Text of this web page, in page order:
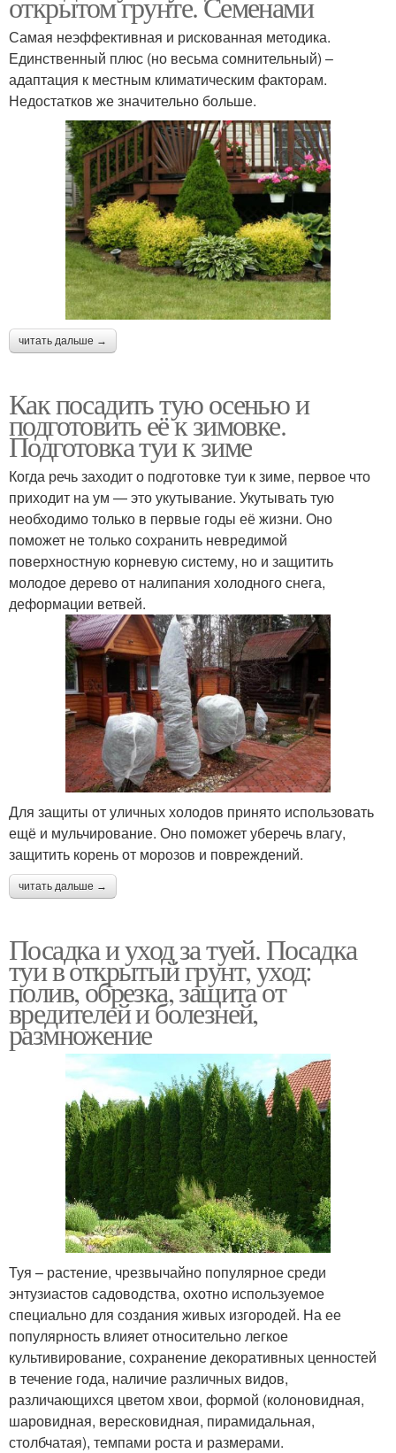
Самая неэффективная и рискованная методика.
Единственный плюс (но весьма сомнительный) –
адаптация к местным климатическим факторам.
Недостатков же значительно больше.
читать дальше →
Как посадить тую осенью и
подготовить её к зимовке.
Подготовка туи к зиме
Когда речь заходит о подготовке туи к зиме, первое что
приходит на ум — это укутывание. Укутывать тую
необходимо только в первые годы её жизни. Оно
поможет не только сохранить невредимой
поверхностную корневую систему, но и защитить
молодое дерево от налипания холодного снега,
деформации ветвей.
Для защиты от уличных холодов принято использовать
ещё и мульчирование. Оно поможет уберечь влагу,
защитить корень от морозов и повреждений.
читать дальше →
Посадка и уход за туей. Посадка
туи в открытый грунт, уход:
полив, обрезка, защита от
вредителей и болезней,
размножение
Туя – растение, чрезвычайно популярное среди
энтузиастов садоводства, охотно используемое
специально для создания живых изгородей. На ее
популярность влияет относительно легкое
культивирование, сохранение декоративных ценностей
в течение года, наличие различных видов,
различающихся цветом хвои, формой (колоновидная,
шаровидная, вересковидная, пирамидальная,
столбчатая), темпами роста и размерами.